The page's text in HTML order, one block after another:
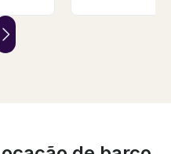
absolutely
entire